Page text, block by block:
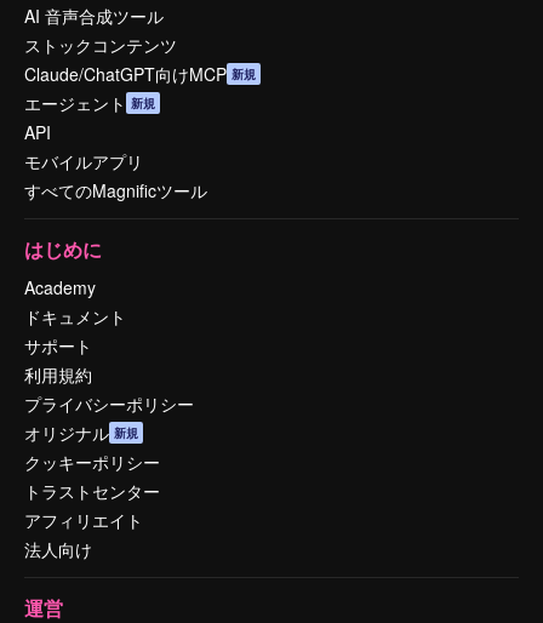
AI 音声合成ツール
ストックコンテンツ
Claude/ChatGPT向けMCP 新規
エージェント 新規
API
モバイルアプリ
すべてのMagnificツール
はじめに
Academy
ドキュメント
サポート
利用規約
プライバシーポリシー
オリジナル 新規
クッキーポリシー
トラストセンター
アフィリエイト
法人向け
運営